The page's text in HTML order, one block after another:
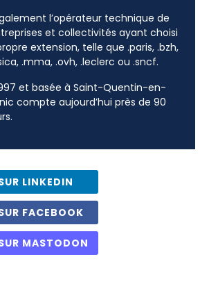
l’opérateur technique de
et collectivités ayant choisi
extension, telle que .paris, .bzh,
.mma, .ovh, .leclerc ou .sncf.
et basée à Saint-Quentin-en-
compte aujourd’hui près de 90
LINKEDIN
FACEBOOK
MASTODON